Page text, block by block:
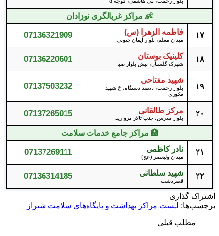
بلوار رحمت، بنی هاشمی، کوچه ۵
👶 مراکز غربالگری نوزادان
۱۷ فاطمه الزهرا (س)
میدان معلم، بلوار ایمان جنوبی 07136321909
۱۸ کلینیک بوستان
شهرک گلستان، نبش بلوار صبا 07136220601
۱۹
شهید مفتاحی
بلوار رحمت، پانصد دستگاه، خ شهید
فکوری
07137503232
۲۰ مرکز طالقانی
بلوار مدرس، جنب تالار مروارید 07137265015
🏥 مراکز جامع خدمات سلامت
۲۱ نادر کاظمی
میدان ولیعصر (عج) 07137269111
۲۲ شهید سلطانی
قصردشت 07136314185
اشتراک گذاری
برچسب‌ها: لیست مراکز بهداشت و پایگاه‌های سلامت شیراز
مطلب قبلی